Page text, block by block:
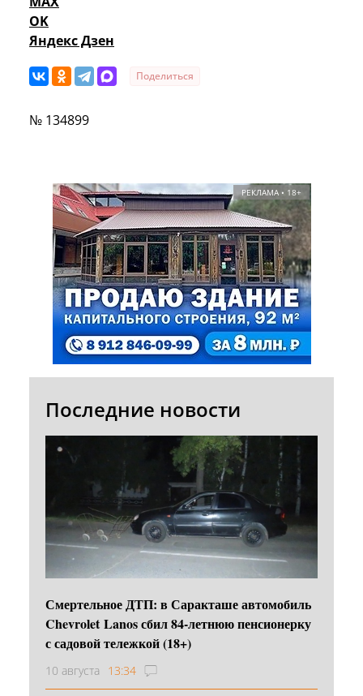
OK
Яндекс Дзен
Поделиться
№ 134899
РЕКЛАМА • 18+
Последние новости
Смертельное ДТП: в Саракташе автомобиль
Chevrolet Lanos сбил 84-летнюю пенсионерку
с садовой тележкой (18+)
10 августа 13:34